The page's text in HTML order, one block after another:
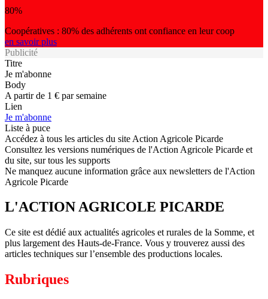
80%
Coopératives : 80% des adhérents ont confiance en leur coop
en savoir plus
Publicité
Titre
Je m'abonne
Body
A partir de 1 € par semaine
Lien
Je m'abonne
Liste à puce
Accédez à tous les articles du site Action Agricole Picarde
Consultez les versions numériques de l'Action Agricole Picarde et
du site, sur tous les supports
Ne manquez aucune information grâce aux newsletters de l'Action
Agricole Picarde
L'ACTION AGRICOLE PICARDE
Ce site est dédié aux actualités agricoles et rurales de la Somme, et
plus largement des Hauts-de-France. Vous y trouverez aussi des
articles techniques sur l’ensemble des productions locales.
Rubriques